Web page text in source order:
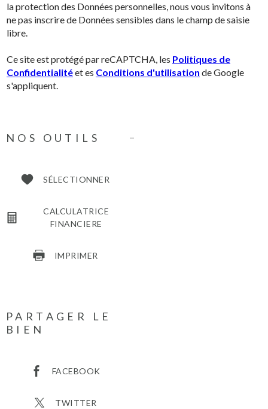
la protection des Données personnelles, nous vous invitons à
ne pas inscrire de Données sensibles dans le champ de saisie
libre.
Ce site est protégé par reCAPTCHA, les Politiques de
Confidentialitéet es Conditions d'utilisation de Google
s'appliquent.
NOS OUTILS
SÉLECTIONNER
CALCULATRICE
FINANCIERE
IMPRIMER
PARTAGER LE
BIEN
FACEBOOK
TWITTER